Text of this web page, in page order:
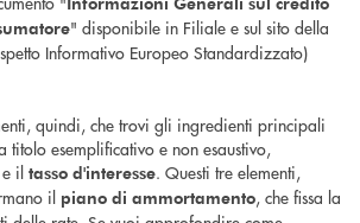
" disponibile in Filiale e sul sito della
Informativo Europeo Standardizzato)
quindi, che trovi gli ingredienti principali
titolo esemplificativo e non esaustivo,
e il tasso d'interesse. Questi tre elementi,
il piano di ammortamento, che fissa la